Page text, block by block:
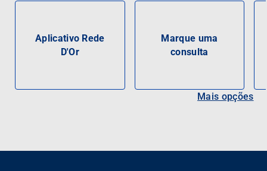
Aplicativo Rede
D'Or
Marque uma
consulta
Mais opções